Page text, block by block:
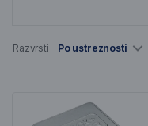
Seznam artiklov
Razvrsti Po ustreznosti